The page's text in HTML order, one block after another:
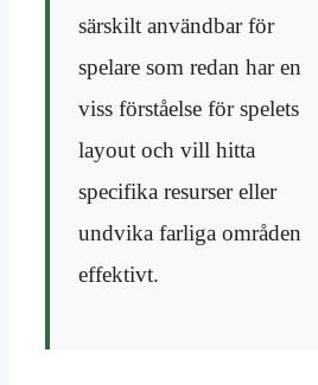
särskilt användbar för
spelare som redan har en
viss förståelse för spelets
layout och vill hitta
specifika resurser eller
undvika farliga områden
effektivt.